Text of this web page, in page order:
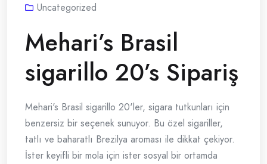
Uncategorized
Mehari’s Brasil
sigarillo 20’s Sipariş
Mehari's Brasil sigarillo 20'ler, sigara tutkunları için
benzersiz bir seçenek sunuyor. Bu özel sigariller,
tatlı ve baharatlı Brezilya aroması ile dikkat çekiyor.
İster keyifli bir mola için ister sosyal bir ortamda